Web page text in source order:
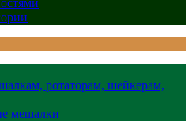
ротаторам, шейкерам,
мешалки